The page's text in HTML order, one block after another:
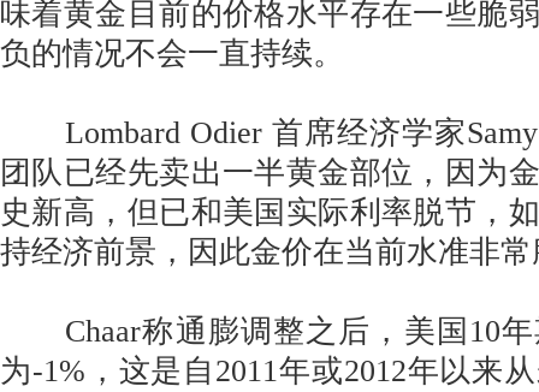
味着黄金目前的价格水平存在一些脆
负的情况不会一直持续。
Lombard Odier 首席经济学家Samy
团队已经先卖出一半黄金部位，因为
史新高，但已和美国实际利率脱节，
持经济前景，因此金价在当前水准非
Chaar称通膨调整之后，美国10年
为-1%，这是自2011年或2012年以来